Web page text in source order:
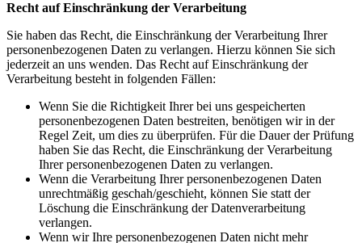
Recht auf Einschränkung der Verarbeitung
Sie haben das Recht, die Einschränkung der Verarbeitung Ihrer
personenbezogenen Daten zu verlangen. Hierzu können Sie sich
jederzeit an uns wenden. Das Recht auf Einschränkung der
Verarbeitung besteht in folgenden Fällen:
Wenn Sie die Richtigkeit Ihrer bei uns gespeicherten
personenbezogenen Daten bestreiten, benötigen wir in der
Regel Zeit, um dies zu überprüfen. Für die Dauer der Prüfung
haben Sie das Recht, die Einschränkung der Verarbeitung
Ihrer personenbezogenen Daten zu verlangen.
Wenn die Verarbeitung Ihrer personenbezogenen Daten
unrechtmäßig geschah/geschieht, können Sie statt der
Löschung die Einschränkung der Datenverarbeitung
verlangen.
Wenn wir Ihre personenbezogenen Daten nicht mehr